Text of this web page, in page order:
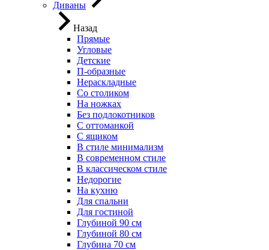
Диваны
Назад
Прямые
Угловые
Детские
П-образные
Нераскладные
Со столиком
На ножках
Без подлокотников
С оттоманкой
С ящиком
В стиле минимализм
В современном стиле
В классическом стиле
Недорогие
На кухню
Для спальни
Для гостиной
Глубиной 90 см
Глубиной 80 см
Глубина 70 см